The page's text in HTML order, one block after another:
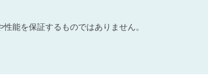
能を保証するものではありません。